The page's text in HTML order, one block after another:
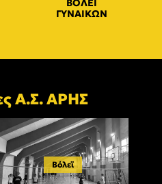
ΒΟΛΕΪ
ΓΥΝΑΙΚΩΝ
Α.Σ. ΑΡΗΣ
Βόλεϊ